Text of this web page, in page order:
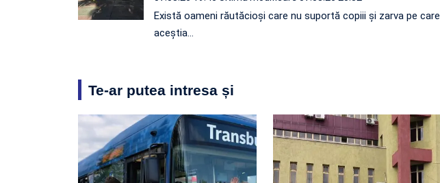
Există oameni răutăcioși care nu suportă copiii și zarva pe care
aceștia…
Te-ar putea intresa și